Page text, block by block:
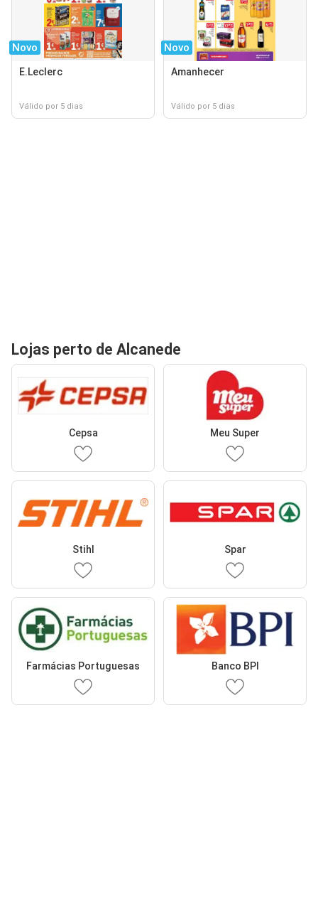
Novo
E.Leclerc
Válido por 5 dias
Novo
Amanhecer
Válido por 5 dias
Lojas perto de Alcanede
Cepsa Meu Super
Stihl Spar
Farmácias Portuguesas Banco BPI